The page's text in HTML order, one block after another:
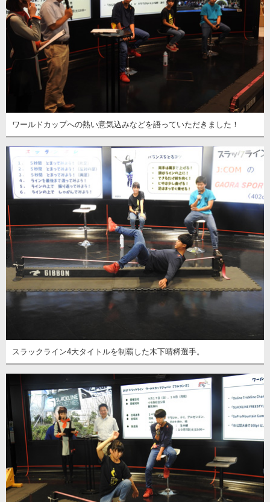
ワールドカップへの熱い意気込みなどを語っていただきました！
スラックライン4大タイトルを制覇した木下晴稀選手。